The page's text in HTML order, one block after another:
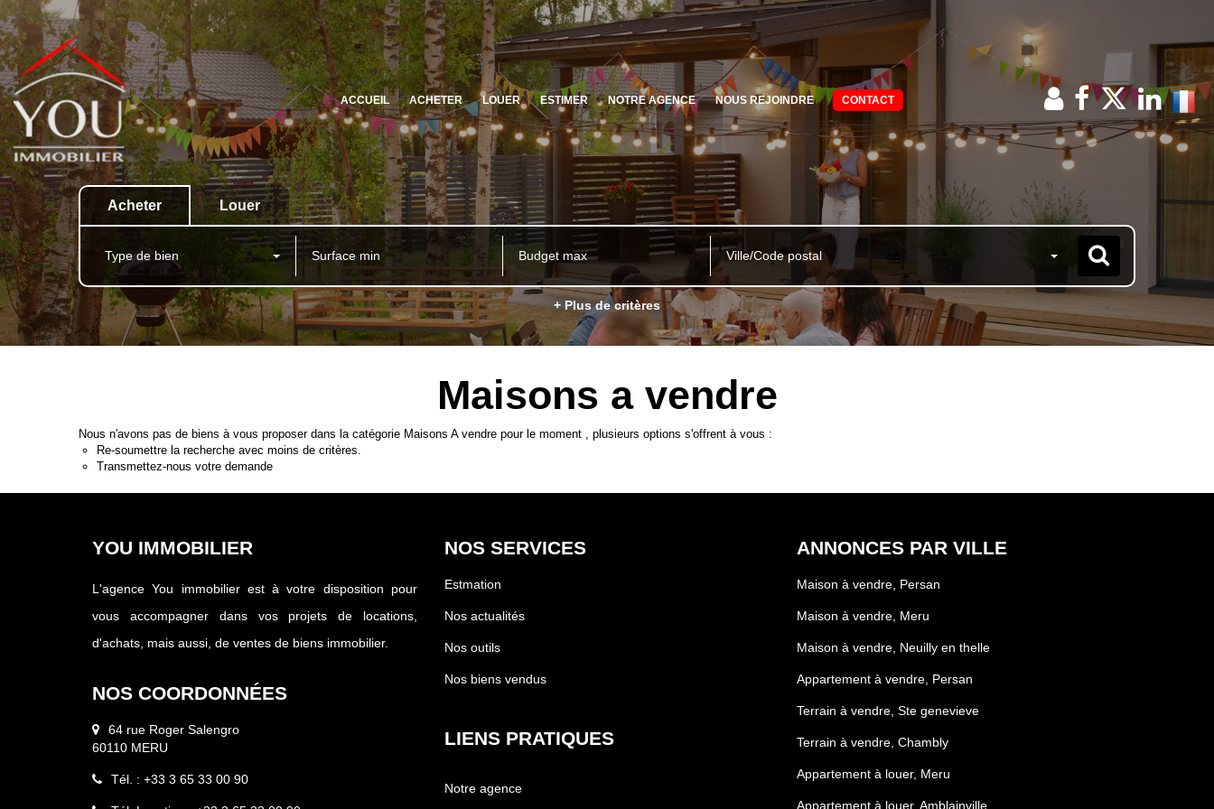
ACCUEIL ACHETER LOUER ESTIMER NOTRE AGENCE NOUS REJOINDRE CONTACT
Acheter Louer
Type de bien Ville/Code postal
+ Plus de critères
Maisons a vendre
Nous n'avons pas de biens à vous proposer dans la catégorie Maisons A vendre pour le moment , plusieurs options s'offrent à vous :
Re-soumettre la recherche avec moins de critères.
Transmettez-nous votre demande
YOU IMMOBILIER
L'agence You immobilier est à votre disposition pour
vous accompagner dans vos projets de locations,
d'achats, mais aussi, de ventes de biens immobilier.
NOS COORDONNÉES
64 rue Roger Salengro
60110 MERU
Tél. : +33 3 65 33 00 90
NOS SERVICES
Estmation
Nos actualités
Nos outils
Nos biens vendus
LIENS PRATIQUES
Notre agence
ANNONCES PAR VILLE
Maison à vendre, Persan
Maison à vendre, Meru
Maison à vendre, Neuilly en thelle
Appartement à vendre, Persan
Terrain à vendre, Ste genevieve
Terrain à vendre, Chambly
Appartement à louer, Meru
Appartement à louer, Amblainville